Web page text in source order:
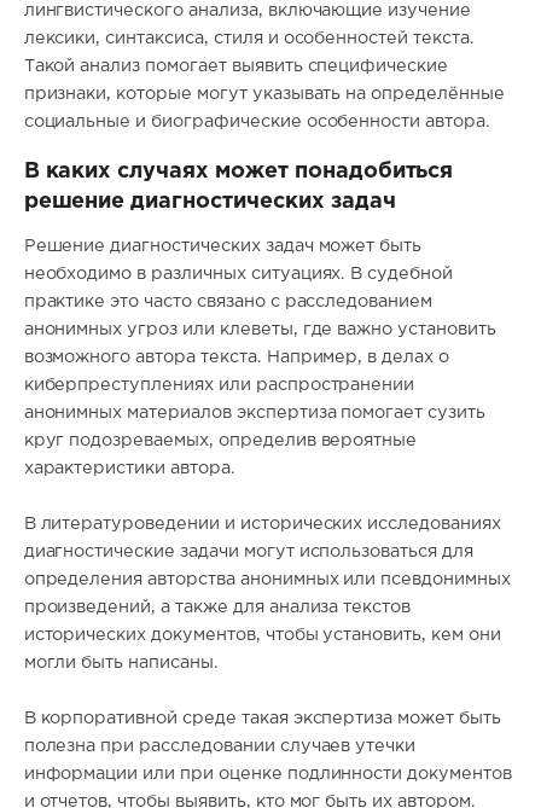
лингвистического анализа, включающие изучение
лексики, синтаксиса, стиля и особенностей текста.
Такой анализ помогает выявить специфические
признаки, которые могут указывать на определённые
социальные и биографические особенности автора.
В каких случаях может понадобиться
решение диагностических задач
Решение диагностических задач может быть
необходимо в различных ситуациях. В судебной
практике это часто связано с расследованием
анонимных угроз или клеветы, где важно установить
возможного автора текста. Например, в делах о
киберпреступлениях или распространении
анонимных материалов экспертиза помогает сузить
круг подозреваемых, определив вероятные
характеристики автора.
В литературоведении и исторических исследованиях
диагностические задачи могут использоваться для
определения авторства анонимных или псевдонимных
произведений, а также для анализа текстов
исторических документов, чтобы установить, кем они
могли быть написаны.
В корпоративной среде такая экспертиза может быть
полезна при расследовании случаев утечки
информации или при оценке подлинности документов
и отчетов, чтобы выявить, кто мог быть их автором.